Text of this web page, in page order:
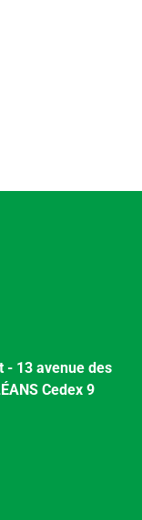
- 13 avenue des
Cedex 9